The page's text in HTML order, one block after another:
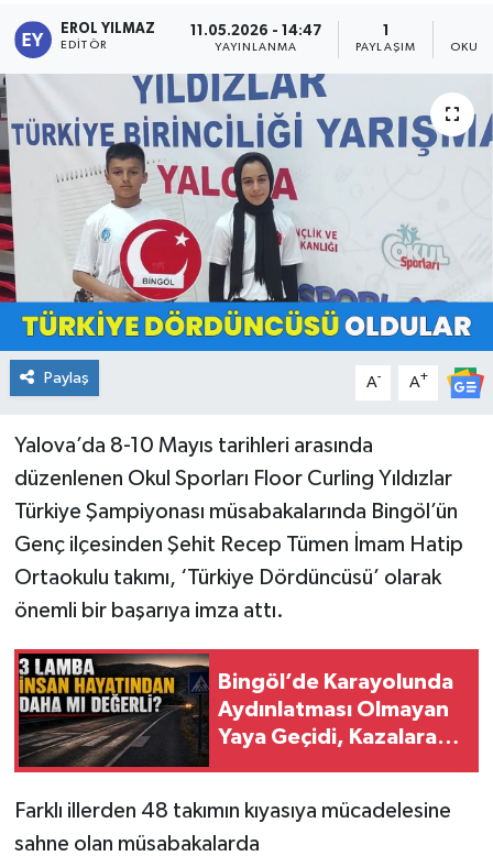
EROL YILMAZ
EDITÖR
11.05.2026 - 14:47
YAYINLANMA PAYLAŞIM
Paylaş A- A+
Yalova’da 8-10 Mayıs tarihleri arasında
düzenlenen Okul Sporları Floor Curling Yıldızlar
Türkiye Şampiyonası müsabakalarında Bingöl’ün
Genç ilçesinden Şehit Recep Tümen İmam Hatip
Ortaokulu takımı, ‘Türkiye Dördüncüsü’ olarak
önemli bir başarıya imza attı.
Bingöl’de Karayolunda
Aydınlatması Olmayan
Yaya Geçidi, Kazalara
Farklı illerden 48 takımın kıyasıya mücadelesine
sahne olan müsabakalarda
GÜNDEM
KARLIOVA
KİĞI
MERKEZ
RESMİ İLANLAR
SAĞLIK
SPOR
YAYLADERE
Son Dakika Haberleri
Haber Arşivi